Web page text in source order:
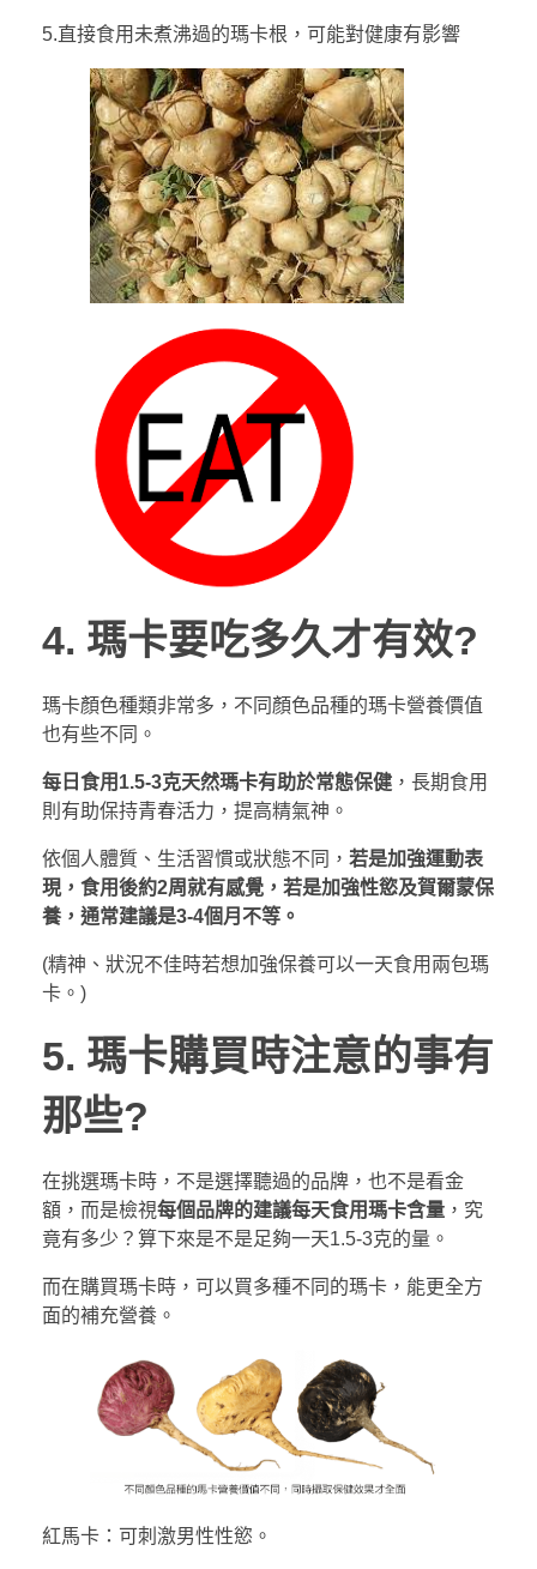
5.直接食用未煮沸過的瑪卡根，可能對健康有影響
4. 瑪卡要吃多久才有效?
瑪卡顏色種類非常多，不同顏色品種的瑪卡營養價值
也有些不同。
每日食用1.5-3克天然瑪卡有助於常態保健 ，長期食用
則有助保持青春活力，提高精氣神。
依個人體質、生活習慣或狀態不同， 若是加強運動表
現，食用後約2周就有感覺，若是加強性慾及賀爾蒙保
養，通常建議是3-4個月不等。
(精神、狀況不佳時若想加強保養可以一天食用兩包瑪
卡。)
5. 瑪卡購買時注意的事有
那些?
在挑選瑪卡時，不是選擇聽過的品牌，也不是看金
額，而是檢視每個品牌的建議每天食用瑪卡含量 ，究
竟有多少？算下來是不是足夠一天1.5-3克的量。
而在購買瑪卡時，可以買多種不同的瑪卡，能更全方
面的補充營養。
紅馬卡：可刺激男性性慾。